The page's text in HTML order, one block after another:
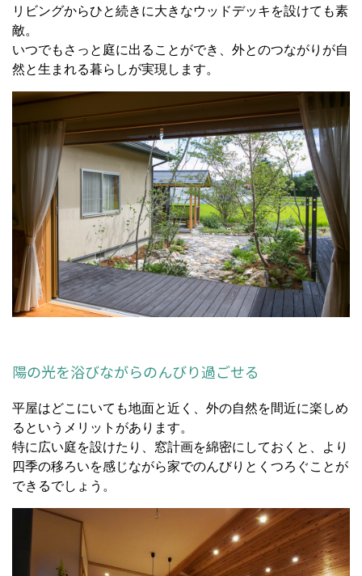
リビングからひと続きに大きなウッドデッキを設けても素
敵。
いつでもさっと庭に出ることができ、外とのつながりが自
然と生まれる暮らしが実現します。
陽の光を浴びながらのんびり過ごせる
平屋はどこにいても地面と近く、外の自然を間近に楽しめ
るというメリットがあります。
特に広い庭を設けたり、窓計画を綿密にしておくと、より
四季の移ろいを感じながら家でのんびりとくつろぐことが
できるでしょう。